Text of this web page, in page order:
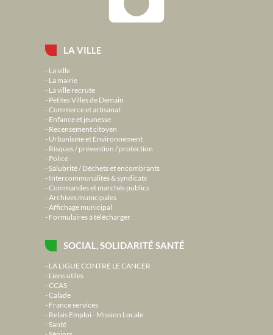
LA VILLE
La ville
La mairie
La ville recrute
Petites Villes de Demain
Commerce et artisanat
Enfance et jeunesse
Recensement citoyen
Urbanisme et Environnement
Risques / prévention / protection
Police
Salubrité / Déchets et encombrants
Intercommunalités & syndicats
Commandes et marchés publics
Archives municipales
Affichage municipal
Formulaires à télécharger
SOCIAL, SOLIDARITÉ SANTÉ
LA LIGUE CONTRE LE CANCER
Liens utiles
CCAS
Calade
France services
Relais Emploi - Mission Locale
Santé